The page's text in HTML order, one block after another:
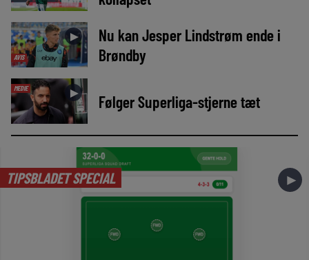
AVIS
►
Nu kan Jesper Lindstrøm ende i
Brøndby
MEDIE ► Følger Superliga-stjerne tæt
TIPSBLADET SPECIAL ►